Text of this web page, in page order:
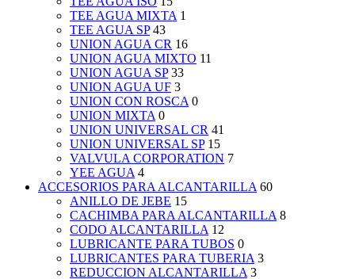
TEE AGUA MIXTA 1
TEE AGUA SP 43
UNION AGUA CR 16
UNION AGUA MIXTO 11
UNION AGUA SP 33
UNION AGUA UF 3
UNION CON ROSCA 0
UNION MIXTA 0
UNION UNIVERSAL CR 41
UNION UNIVERSAL SP 15
VALVULA CORPORATION 7
YEE AGUA 4
ACCESORIOS PARA ALCANTARILLA 60
ANILLO DE JEBE 15
CACHIMBA PARA ALCANTARILLA 8
CODO ALCANTARILLA 12
LUBRICANTE PARA TUBOS 0
LUBRICANTES PARA TUBERIA 3
REDUCCION ALCANTARILLA 3